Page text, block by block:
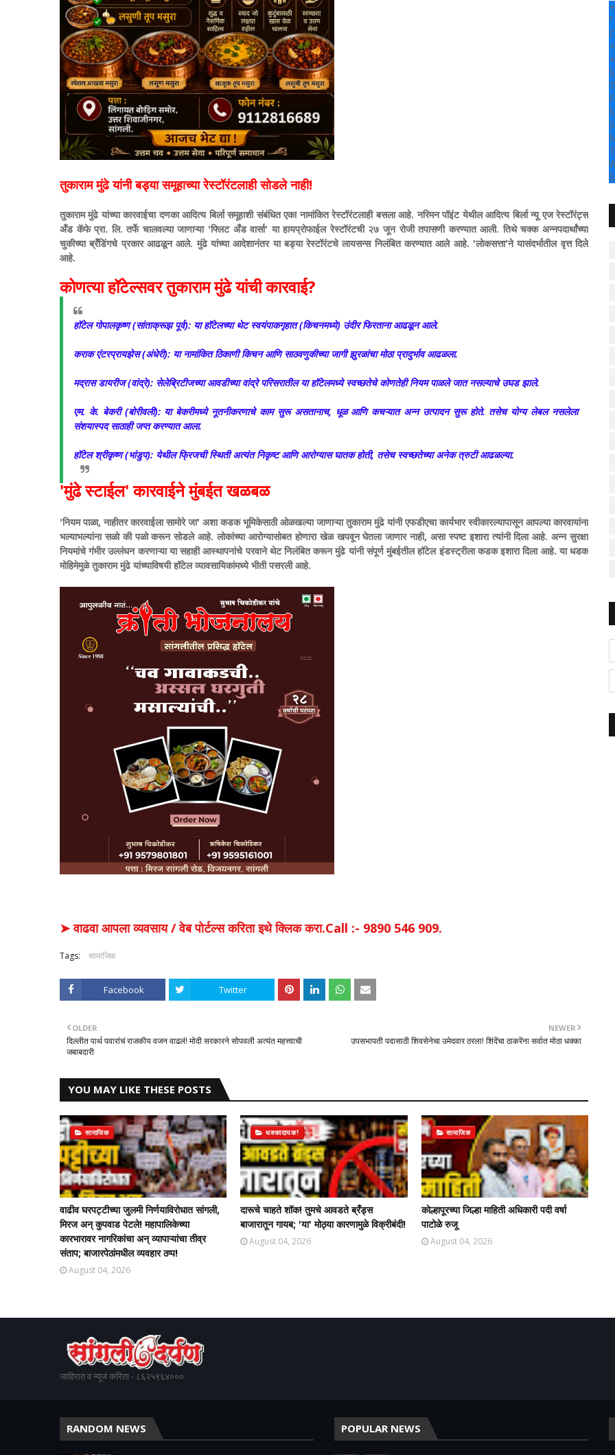
तुकाराम मुंढे यांनी बड्या समूहाच्या रेस्टॉरंटलाही सोडले नाही!
तुकाराम मुंढे यांच्या कारवाईचा दणका आदित्य बिर्ला समूहाशी संबंधित एका नामांकित रेस्टॉरंटलाही बसला आहे. नरिमन पॉइंट येथील आदित्य बिर्ला न्यू एज रेस्टॉरंट्स
अँड कॅफे प्रा. लि. तर्फे चालवल्या जाणाऱ्या 'फ्लिट अँड वार्सा' या हायप्रोफाईल रेस्टॉरंटची २७ जून रोजी तपासणी करण्यात आली. तिथे चक्क अन्नपदार्थांच्या
चुकीच्या ब्रँडिंगचे प्रकार आढळून आले. मुंढे यांच्या आदेशानंतर या बड्या रेस्टॉरंटचे लायसन्स निलंबित करण्यात आले आहे. 'लोकसत्ता'ने यासंदर्भातील वृत्त दिले
आहे.
कोणत्या हॉटेल्सवर तुकाराम मुंढे यांची कारवाई?
हॉटेल गोपालकृष्ण (सांताक्रूझ पूर्व): या हॉटेलच्या थेट स्वयंपाकगृहात (किचनमध्ये) उंदीर फिरताना आढळून आले.
कराक एंटरप्रायझेस (अंधेरी): या नामांकित ठिकाणी किचन आणि साठवणुकीच्या जागी झुरळांचा मोठा प्रादुर्भाव आढळला.
मद्रास डायरीज (वांद्रे): सेलेब्रिटीजच्या आवडीच्या वांद्रे परिसरातील या हॉटेलमध्ये स्वच्छतेचे कोणतेही नियम पाळले जात नसल्याचे उघड झाले.
एम. के. बेकरी (बोरीवली): या बेकरीमध्ये नूतनीकरणाचे काम सुरू असतानाच, धूळ आणि कचऱ्यात अन्न उत्पादन सुरू होते. तसेच योग्य लेबल नसलेला
संशयास्पद साठाही जप्त करण्यात आला.
हॉटेल श्रीकृष्ण (भांडुप): येथील फ्रिजची स्थिती अत्यंत निकृष्ट आणि आरोग्यास घातक होती, तसेच स्वच्छतेच्या अनेक त्रुटी आढळल्या.
'मुंढे स्टाईल' कारवाईने मुंबईत खळबळ
'नियम पाळा, नाहीतर कारवाईला सामोरे जा' अशा कडक भूमिकेसाठी ओळखल्या जाणाऱ्या तुकाराम मुंढे यांनी एफडीएचा कार्यभार स्वीकारल्यापासून आपल्या कारवायांना
भल्याभल्यांना सळो की पळो करून सोडले आहे. लोकांच्या आरोग्यासोबत होणारा खेळ खपवून घेतला जाणार नाही, असा स्पष्ट इशारा त्यांनी दिला आहे. अन्न सुरक्षा
नियमांचे गंभीर उल्लंघन करणाऱ्या या सहाही आस्थापनांचे परवाने थेट निलंबित करून मुंढे यांनी संपूर्ण मुंबईतील हॉटेल इंडस्ट्रीला कडक इशारा दिला आहे. या धडक
मोहिमेमुळे तुकाराम मुंढे यांच्याविषयी हॉटेल व्यावसायिकांमध्ये भीती पसरली आहे.
➤ वाढवा आपला व्यवसाय / वेब पोर्टल्स करिता इथे क्लिक करा.Call :- 9890 546 909.
Tags: सामाजिक
Facebook Twitter
NEWER
उपसभापती पदासाठी शिवसेनेचा उमेदवार ठरला! शिंदेंचा ठाकरेंना सर्वात मोठा धक्का
OLDER
दिल्लीत पार्थ पवारांचं राजकीय वजन वाढलं! मोदी सरकारने सोपवली अत्यंत महत्त्वाची
जबाबदारी
YOU MAY LIKE THESE POSTS
सामाजिक
वाढीव घरपट्टीच्या जुलमी निर्णयाविरोधात सांगली,
मिरज अन् कुपवाड पेटले! महापालिकेच्या
कारभारावर नागरिकांचा अन् व्यापाऱ्यांचा तीव्र
संताप; बाजारपेठांमधील व्यवहार ठप्प!​
August 04, 2026
धक्कादायक!
दारूचे चाहते शॉक! तुमचे आवडते ब्रँड्स
बाजारातून गायब; 'या' मोठ्या कारणामुळे विक्रीबंदी!
August 04, 2026
सामाजिक
कोल्हापूरच्या जिल्हा माहिती अधिकारी पदी वर्षा
पाटोळे रुजू
August 04, 2026
+
°
C
+
+
जाहिरात व न्यूज करिता - ८६२५९६४०००
RANDOM NEWS POPULAR NEWS